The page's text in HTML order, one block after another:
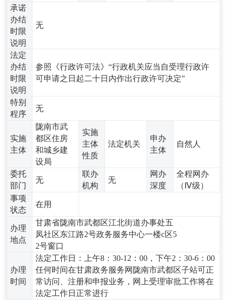
承诺
办结
时限
说明
无
法定
办结
时限
说明
参照《行政许可法》“行政机关应当自受理行政许
可申请之日起二十日内作出行政许可决定”
特别
程序
无
实施
主体
陇南市武
都区住房
和城乡建
设局
实施
主体
性质
法定机关
申办
主体
自然人
委托
部门
无
联办
机构
无
网办
深度
全程网办
（Ⅳ级）
事项
状态
在用
办理
地点
甘肃省陇南市武都区江北街道办事处五
凤社区东江路2号政务服务中心一楼c区5
2号窗口
办理
时间
法定工作日：上午8：30-12：00，下午2：30-6：00
任何时间在甘肃政务服务网陇南市武都区子站可正
常访问、注册和申报业务，网上受理审批工作将在
法定工作日正常进行